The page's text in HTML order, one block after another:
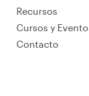
Recursos
Cursos y
Contacto